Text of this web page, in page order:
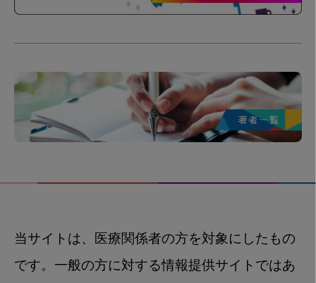
当サイトは、医療関係者の方を対象にしたもの
です。一般の方に対する情報提供サイトではあ